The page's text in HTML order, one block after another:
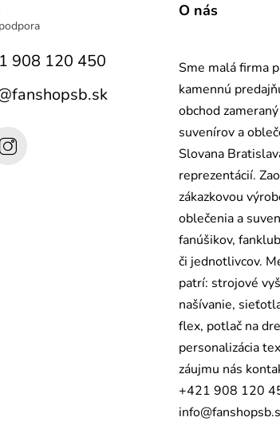
908 120 450
fanshopsb.sk
O nás
Sme malá firma
kamennú
obchod
suvenírov a
Slovana
reprezentácií.
zákazkovou
oblečenia a
fanúšikov,
či jednotlivcov.
patrí: strojové
našívanie,
flex, potlač na
personalizácia
záujmu nás
+421 908 120